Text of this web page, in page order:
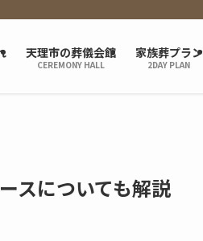
天理市の葬儀会館
CEREMONY HALL
家族葬プラン
2DAY PLAN
スについても解説